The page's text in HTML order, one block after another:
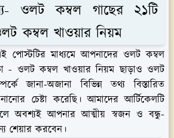
ওলট কম্বল গাছের ২১টি
কম্বল খাওয়ার নিয়ম
মাধ্যমে আপনাদের ওলট কম্বল
- ওলট কম্বল খাওয়ার নিয়ম ছাড়াও ওলট
জানা-অজানা বিভিন্ন তথ্য বিস্তারিত
চেষ্টা করেছি। আমাদের আর্টিকেলটি
অবশ্যই আপনার আত্মীয় স্বজন ও বন্ধু-
শেয়ার করবেন।